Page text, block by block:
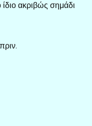
ακριβώς σημάδι